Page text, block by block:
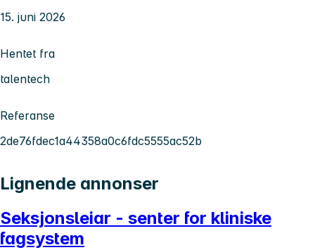
15. juni 2026
Hentet fra
talentech
Referanse
2de76fdec1a44358a0c6fdc5555ac52b
Lignende annonser
Seksjonsleiar - senter for kliniske
fagsystem